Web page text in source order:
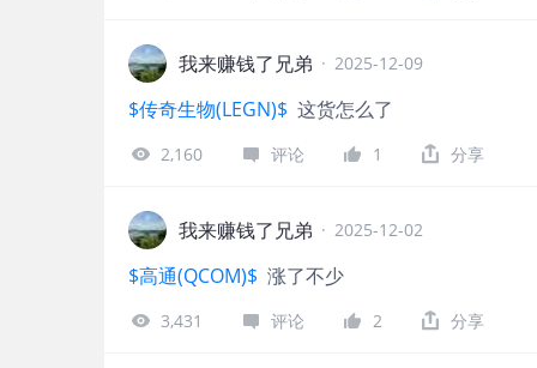
我来赚钱了兄弟 · 2025-12-09
$传奇生物(LEGN)$ 这货怎么了
2,160 评论 1 分享
我来赚钱了兄弟 · 2025-12-02
$高通(QCOM)$ 涨了不少
3,431 评论 2 分享